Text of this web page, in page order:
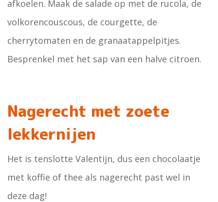
afkoelen. Maak de salade op met de rucola, de
volkorencouscous, de courgette, de
cherrytomaten en de granaatappelpitjes.
Besprenkel met het sap van een halve citroen.
Nagerecht met zoete
lekkernijen
Het is tenslotte Valentijn, dus een chocolaatje
met koffie of thee als nagerecht past wel in
deze dag!